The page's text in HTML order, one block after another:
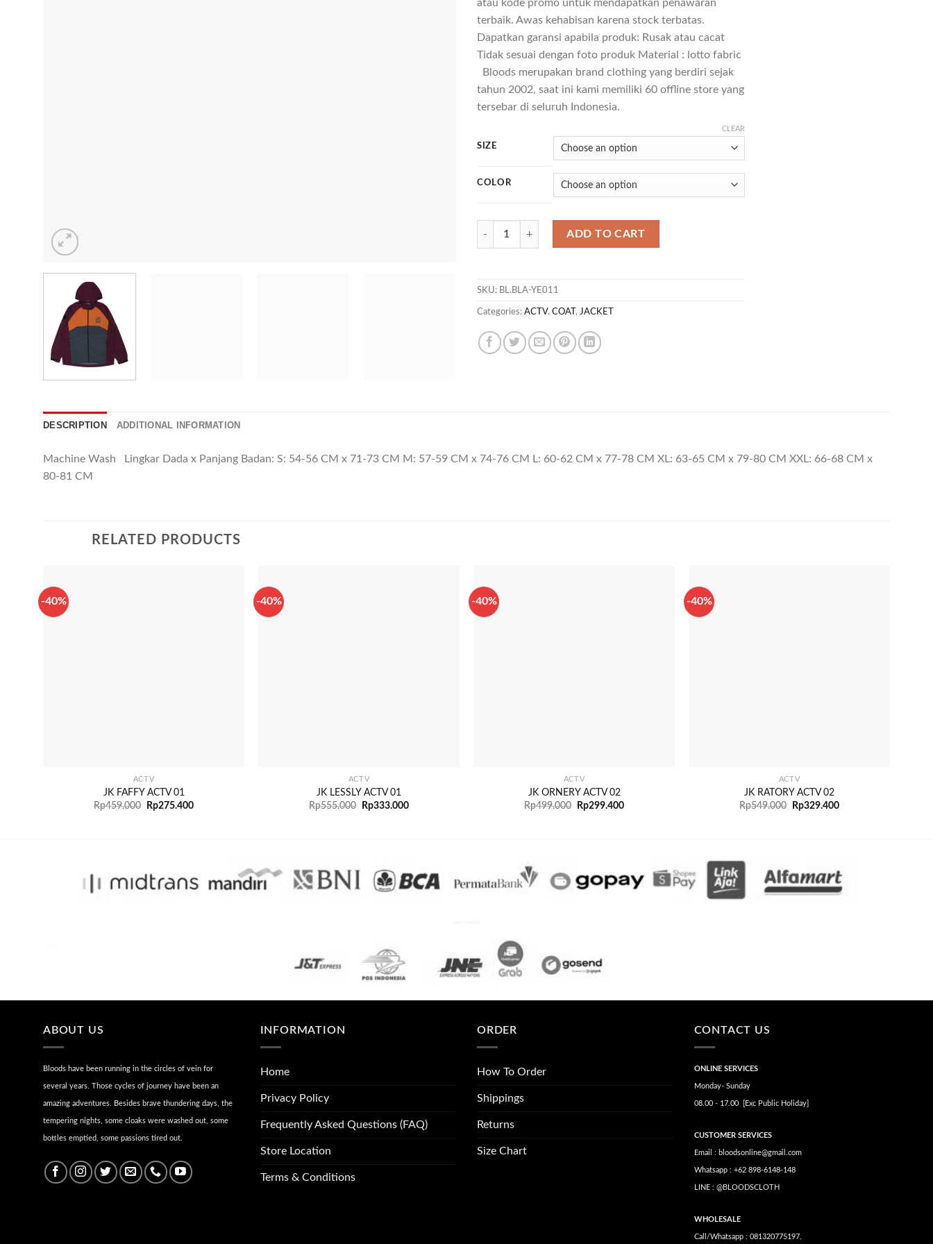
atau kode promo untuk mendapatkan penawaran
terbaik. Awas kehabisan karena stock terbatas.
Dapatkan garansi apabila produk: Rusak atau cacat
Tidak sesuai dengan foto produk Material : lotto fabric
Bloods merupakan brand clothing yang berdiri sejak
tahun 2002, saat ini kami memiliki 60 offline store yang
tersebar di seluruh Indonesia.
SIZE
COLOR
CLEAR
JK ORNERY ACTV 03 quantity
ADD TO CART
SKU: BL.BLA-YE011
Categories: ACTV, COAT , JACKET
DESCRIPTION ADDITIONAL INFORMATION
Machine Wash Lingkar Dada x Panjang Badan: S: 54-56 CM x 71-73 CM M: 57-59 CM x 74-76 CM L: 60-62 CM x 77-78 CM XL: 63-65 CM x 79-80 CM XXL: 66-68 CM x
80-81 CM
RELATED PRODUCTS
-40%
ACTV
JK FAFFY ACTV 01
Rp459.000 Rp275.400
-40%
ACTV
JK LESSLY ACTV 01
Rp555.000 Rp333.000
-40%
ACTV
JK ORNERY ACTV 02
Rp499.000 Rp299.400
-40%
ACTV
JK RATORY ACTV 02
Rp549.000 Rp329.400
ABOUT US
Bloods have been running in the circles of vein for
several years. Those cycles of journey have been an
amazing adventures. Besides brave thundering days, the
tempering nights, some cloaks were washed out, some
bottles emptied, some passions tired out.
INFORMATION
Home
Privacy Policy
Frequently Asked Questions (FAQ)
Store Location
Terms & Conditions
ORDER
How To Order
Shippings
Returns
Size Chart
CONTACT US
ONLINE SERVICES
Monday- Sunday
08.00 - 17.00 [Exc Public Holiday]
CUSTOMER SERVICES
Email : bloodsonline@gmail.com
Whatsapp : +62 898-6148-148
LINE : @BLOODSCLOTH
WHOLESALE
Call/Whatsapp : 081320775197.